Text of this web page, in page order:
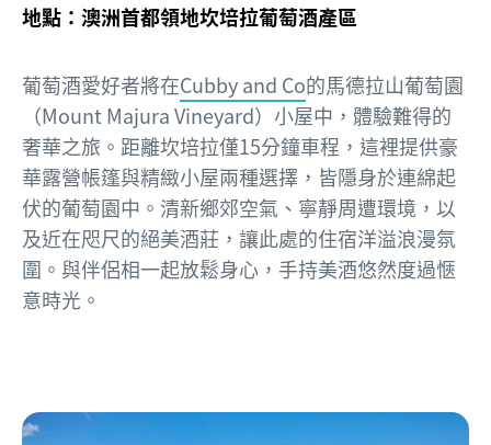
地點：澳洲首都領地坎培拉葡萄酒產區
葡萄酒愛好者將在Cubby and Co的馬德拉山葡萄園
（Mount Majura Vineyard）小屋中，體驗難得的
奢華之旅。距離坎培拉僅15分鐘車程，這裡提供豪
華露營帳篷與精緻小屋兩種選擇，皆隱身於連綿起
伏的葡萄園中。清新鄉郊空氣、寧靜周遭環境，以
及近在咫尺的絕美酒莊，讓此處的住宿洋溢浪漫氛
圍。與伴侶相一起放鬆身心，手持美酒悠然度過愜
意時光。